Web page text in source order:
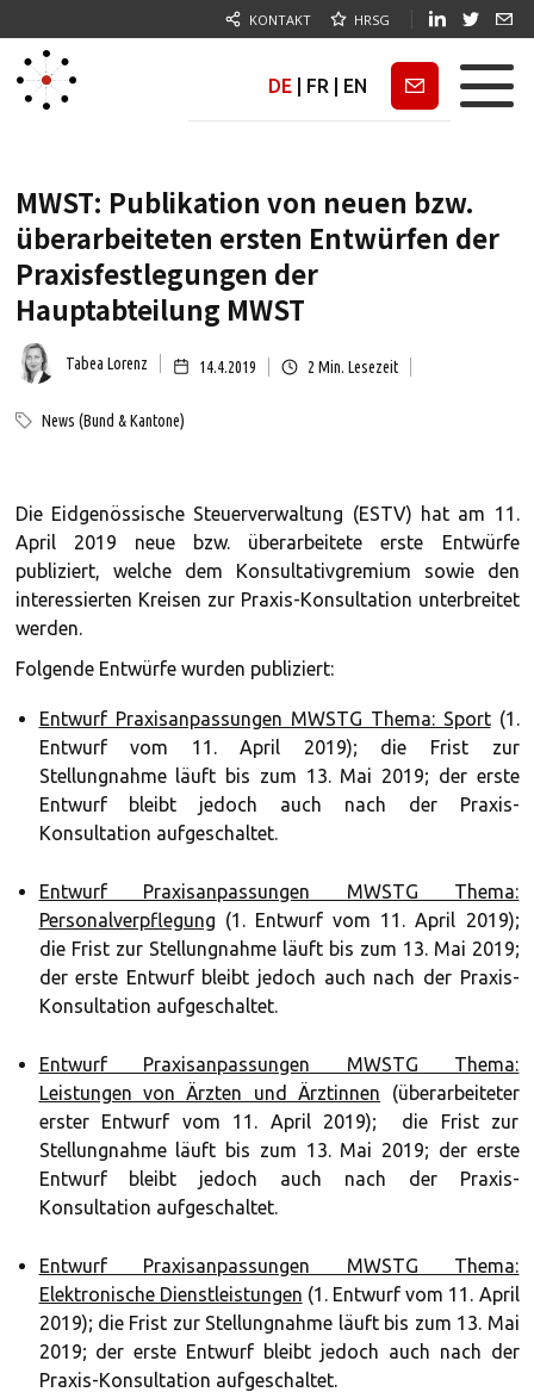
KONTAKT HRSG
DE FR EN Newsletter
MWST: Publikation von neuen bzw.
überarbeiteten ersten Entwürfen der
Praxisfestlegungen der
Hauptabteilung MWST
Tabea Lorenz 14.4.2019 2 Min. Lesezeit
News (Bund & Kantone)
Die Eidgenössische Steuerverwaltung (ESTV) hat am 11.
April 2019 neue bzw. überarbeitete erste Entwürfe
publiziert, welche dem Konsultativgremium sowie den
interessierten Kreisen zur Praxis-Konsultation unterbreitet
werden.
Folgende Entwürfe wurden publiziert:
Entwurf Praxisanpassungen MWSTG Thema: Sport(1.
Entwurf vom 11. April 2019); die Frist zur
Stellungnahme läuft bis zum 13. Mai 2019; der erste
Entwurf bleibt jedoch auch nach der Praxis-
Konsultation aufgeschaltet.
Entwurf Praxisanpassungen MWSTG Thema:
Personalverpflegung (1. Entwurf vom 11. April 2019);
die Frist zur Stellungnahme läuft bis zum 13. Mai 2019;
der erste Entwurf bleibt jedoch auch nach der Praxis-
Konsultation aufgeschaltet.
Entwurf Praxisanpassungen MWSTG Thema:
Leistungen von Ärzten und Ärztinnen (überarbeiteter
erster Entwurf vom 11. April 2019); die Frist zur
Stellungnahme läuft bis zum 13. Mai 2019; der erste
Entwurf bleibt jedoch auch nach der Praxis-
Konsultation aufgeschaltet.
Entwurf Praxisanpassungen MWSTG Thema:
Elektronische Dienstleistungen (1. Entwurf vom 11. April
2019); die Frist zur Stellungnahme läuft bis zum 13. Mai
2019; der erste Entwurf bleibt jedoch auch nach der
Praxis-Konsultation aufgeschaltet.